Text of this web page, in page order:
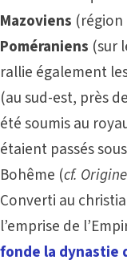
Mazoviens (région
Poméraniens (sur
rallie également
(au sud-est, près
été soumis au
étaient passés
Bohême (cf.
Converti au
l’emprise de
fonde la dynastie